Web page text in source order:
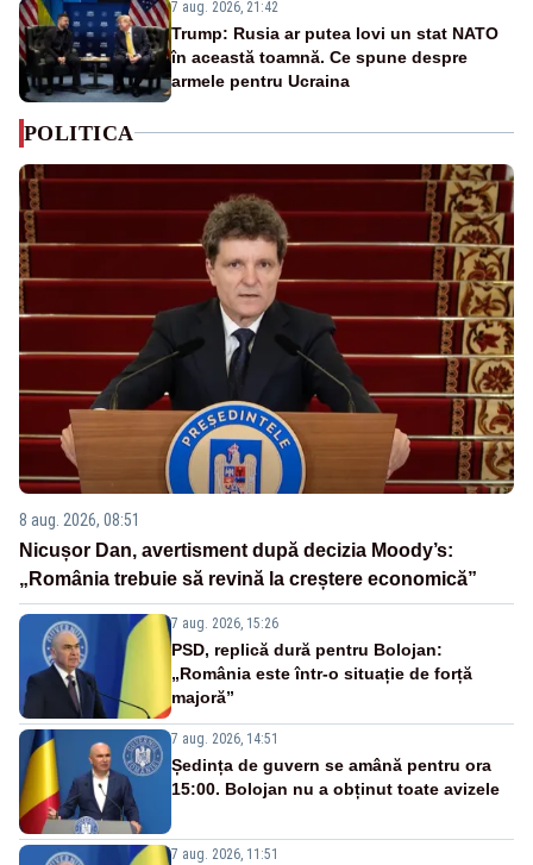
7 aug. 2026, 21:42
Trump: Rusia ar putea lovi un stat NATO
în această toamnă. Ce spune despre
armele pentru Ucraina
POLITICA
8 aug. 2026, 08:51
Nicușor Dan, avertisment după decizia Moody’s:
„România trebuie să revină la creștere economică”
7 aug. 2026, 15:26
PSD, replică dură pentru Bolojan:
„România este într-o situație de forță
majoră”
7 aug. 2026, 14:51
Ședința de guvern se amână pentru ora
15:00. Bolojan nu a obținut toate avizele
7 aug. 2026, 11:51